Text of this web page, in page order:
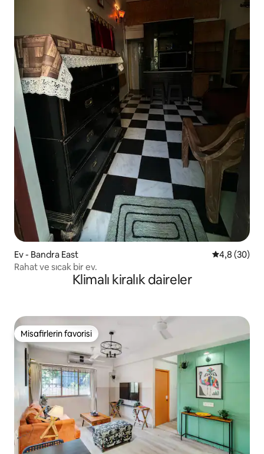
Ev - Bandra East 5 üzerinden
4,8 (30)
Rahat ve sıcak bir ev.
Klimalı kiralık daireler
Misafirlerin favorisi
Misafirlerin favorisi